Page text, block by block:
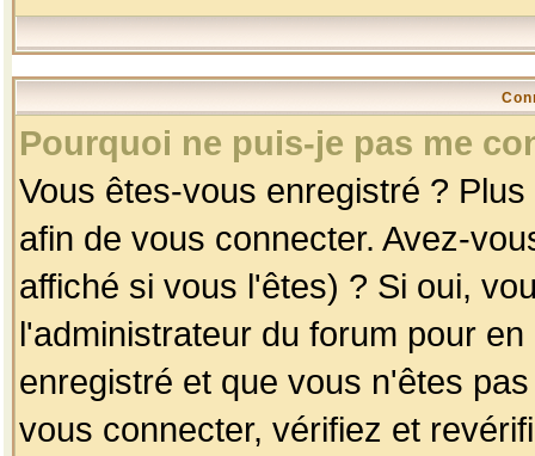
Pourquoi ne puis-je pas me
Vous êtes-vous enregistré ?
afin de vous connecter. Avez-
affiché si vous l'êtes) ? Si oui,
l'administrateur du forum pour
enregistré et que vous n'êtes
vous connecter, vérifiez et